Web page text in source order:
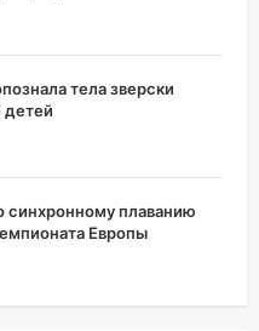
тела зверски
детей
синхронному плаванию
Европы